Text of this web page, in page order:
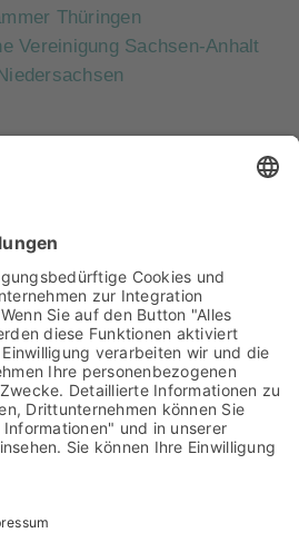
Thüringen
Vereinigung Sachsen-Anhalt
Patienteninformation der